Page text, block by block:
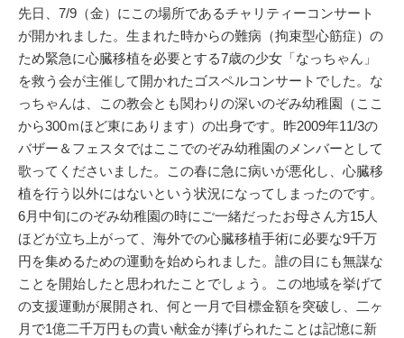
先日、7/9（金）にこの場所であるチャリティーコンサート
が開かれました。生まれた時からの難病（拘束型心筋症）の
ため緊急に心臓移植を必要とする7歳の少女「なっちゃん」
を救う会が主催して開かれたゴスペルコンサートでした。な
っちゃんは、この教会とも関わりの深いのぞみ幼稚園（ここ
から300ｍほど東にあります）の出身です。昨2009年11/3の
バザー＆フェスタではここでのぞみ幼稚園のメンバーとして
歌ってくださいました。この春に急に病いが悪化し、心臓移
植を行う以外にはないという状況になってしまったのです。
6月中旬にのぞみ幼稚園の時にご一緒だったお母さん方15人
ほどが立ち上がって、海外での心臓移植手術に必要な9千万
円を集めるための運動を始められました。誰の目にも無謀な
ことを開始したと思われたことでしょう。この地域を挙げて
の支援運動が展開され、何と一月で目標金額を突破し、二ヶ
月で1億二千万円もの貴い献金が捧げられたことは記憶に新